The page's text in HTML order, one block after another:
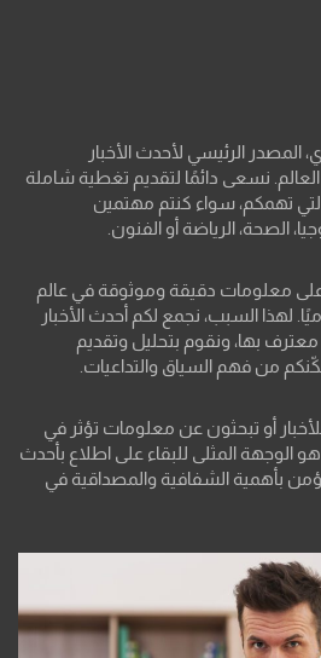
المصدر الرئيسي لأحدث الأخبار
نسعى دائمًا لتقديم تغطية شاملة
تهمكم، سواء كنتم مهتمين
الصحة، الرياضة أو الفنون.
معلومات دقيقة وموثوقة في عالم
لهذا السبب، نجمع لكم أحدث الأخبار
بها، ونقوم بتحليل وتقديم
من فهم السياق والتداعيات.
أو تبحثون عن معلومات تؤثر في
الوجهة المثلى للبقاء على اطلاع بأحدث
بأهمية الشفافية والمصداقية في